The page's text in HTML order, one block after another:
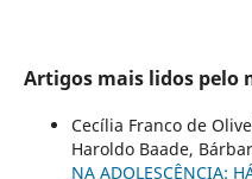
Artigos mais lidos pelo
Cecília Franco de
Haroldo Baade,
NA ADOLESCÊNCIA: